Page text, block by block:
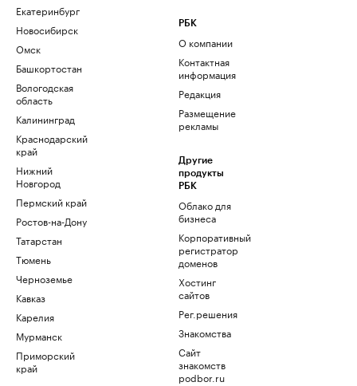
Екатеринбург
Новосибирск
Омск
Башкортостан
Вологодская
область
Калининград
Краснодарский
край
Нижний
Новгород
Пермский край
Ростов-на-Дону
Татарстан
Тюмень
Черноземье
Кавказ
Карелия
Мурманск
Приморский
край
РБК
О компании
Контактная
информация
Редакция
Размещение
рекламы
Другие
продукты
РБК
Облако для
бизнеса
Корпоративный
регистратор
доменов
Хостинг
сайтов
Рег.решения
Знакомства
Сайт
знакомств
podbor.ru